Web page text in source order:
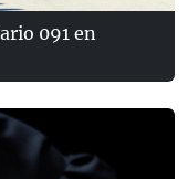
091 en